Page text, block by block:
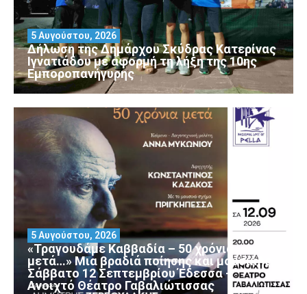
Δήλωση της Δημάρχου Σκύδρας Κατερίνας
Ιγνατιάδου με αφορμή τη λήξη της 10ης
Εμποροπανήγυρης
5 Αυγούστου, 2026
«Τραγουδάμε Καββαδία – 50 χρόνια
μετά…» Μια βραδιά ποίησης και μουσικής
Σάββατο 12 Σεπτεμβρίου Έδεσσα –
Ανοιχτό Θέατρο Γαβαλιώτισσας
5 Αυγούστου, 2026